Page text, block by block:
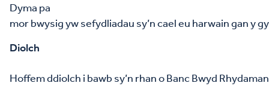
Dyma pa
mor bwysig yw sefydliadau sy’n cael eu harwain gan
Diolch
Hoffem ddiolch i bawb sy’n rhan o Banc Bwyd